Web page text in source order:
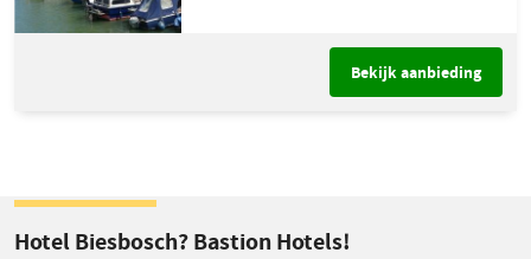
Bekijk aanbieding
Hotel Biesbosch? Bastion Hotels!